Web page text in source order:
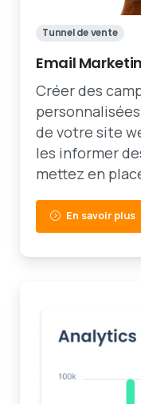
Tunnel de vente
Email
Créer des
de votre site
les informer
mettez en
En savoir plus